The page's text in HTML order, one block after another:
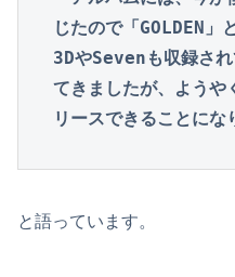
じたので「GOLDEN」
3DやSevenも収録さ
てきましたが、ようや
リースできることにな
と語っています。